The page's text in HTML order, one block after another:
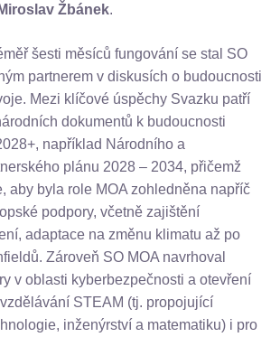
Žbánek.
šesti měsíců fungování se stal SO
partnerem v diskusích o budoucnosti
Mezi klíčové úspěchy Svazku patří
dokumentů k budoucnosti
například Národního a
plánu 2028 – 2034, přičemž
aby byla role MOA zohledněna napříč
podpory, včetně zajištění
adaptace na změnu klimatu až po
Zároveň SO MOA navrhoval
v oblasti kyberbezpečnosti a otevření
STEAM (tj. propojující
inženýrství a matematiku) i pro